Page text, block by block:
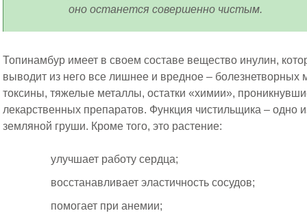
оно останется совершенно чистым.
Топинамбур имеет в своем составе вещество инулин,
выводит из него все лишнее и вредное –
токсины, тяжелые металлы, остатки «химии»,
лекарственных препаратов. Функция чистильщика – одно
земляной груши. Кроме того, это растение:
улучшает работу сердца;
восстанавливает эластичность сосудов;
помогает при анемии;